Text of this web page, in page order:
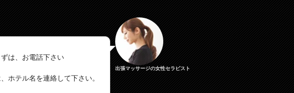
は、お電話下さい
ホテル名を連絡して下さい。
出張マッサージの女性セラピスト